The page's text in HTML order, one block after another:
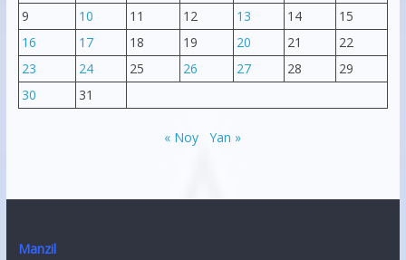
9
10 11 12 13 14
15
16
17 18 19 20 21
22
23
24 25 26 27 28
29
30
31
« Noy Yan »
Manzil